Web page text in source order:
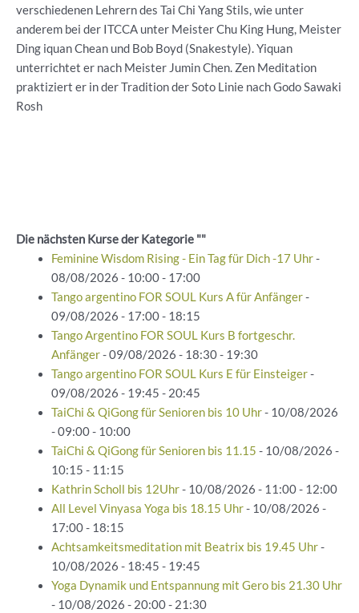
verschiedenen Lehrern des Tai Chi Yang Stils, wie unter
anderem bei der ITCCA unter Meister Chu King Hung, Meister
Ding iquan Chean und Bob Boyd (Snakestyle). Yiquan
unterrichtet er nach Meister Jumin Chen. Zen Meditation
praktiziert er in der Tradition der Soto Linie nach Godo Sawaki
Rosh
Die nächsten Kurse der Kategorie ""
Feminine Wisdom Rising - Ein Tag für Dich -17 Uhr-
08/08/2026 - 10:00 - 17:00
Tango argentino FOR SOUL Kurs A für Anfänger-
09/08/2026 - 17:00 - 18:15
Tango Argentino FOR SOUL Kurs B fortgeschr.
Anfänger- 09/08/2026 - 18:30 - 19:30
Tango argentino FOR SOUL Kurs E für Einsteiger-
09/08/2026 - 19:45 - 20:45
TaiChi & QiGong für Senioren bis 10 Uhr- 10/08/2026
- 09:00 - 10:00
TaiChi & QiGong für Senioren bis 11.15 - 10/08/2026 -
10:15 - 11:15
Kathrin Scholl bis 12Uhr- 10/08/2026 - 11:00 - 12:00
All Level Vinyasa Yoga bis 18.15 Uhr- 10/08/2026 -
17:00 - 18:15
Achtsamkeitsmeditation mit Beatrix bis 19.45 Uhr-
10/08/2026 - 18:45 - 19:45
Yoga Dynamik und Entspannung mit Gero bis 21.30 Uhr
- 10/08/2026 - 20:00 - 21:30